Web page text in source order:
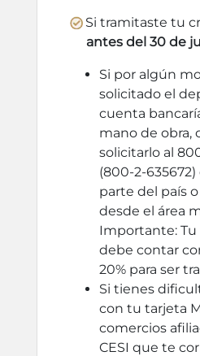
Si tramitaste tu
antes del 30 de
Si por algún
solicitado el
cuenta
mano de obra,
solicitarlo al
(800-2-
parte del país o
desde el área
Importante:
debe contar
20% para ser
Si tienes
con tu tarjeta
comercios
CESI que te